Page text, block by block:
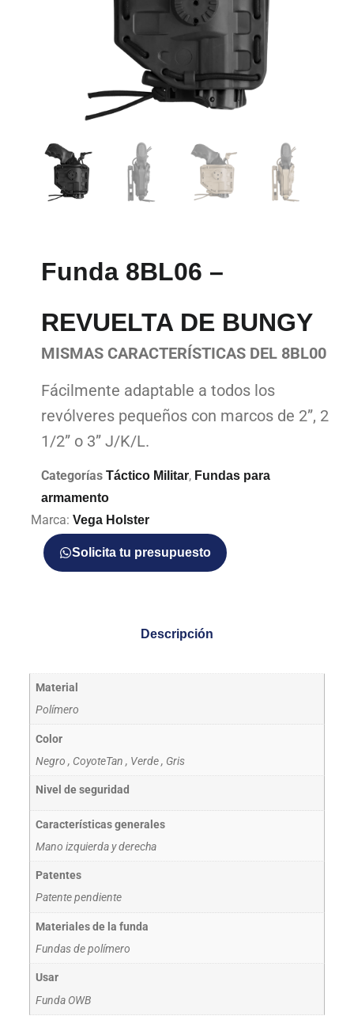
Funda 8BL06 –
REVUELTA DE BUNGY
MISMAS CARACTERÍSTICAS DEL 8BL00
Fácilmente adaptable a todos los
revólveres pequeños con marcos de 2”, 2
1/2” o 3” J/K/L.
Categorías Táctico Militar, Fundas para
armamento
Marca: Vega Holster
Solicita tu presupuesto
Descripción
Material
Polímero
Color
Negro , CoyoteTan , Verde, Gris
Nivel de seguridad
Características generales
Mano izquierda y derecha
Patentes
Patente pendiente
Materiales de la funda
Fundas de polímero
Usar
Funda OWB